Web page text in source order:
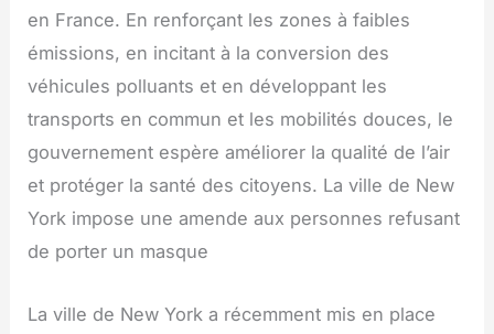
en France. En renforçant les zones à faibles
émissions, en incitant à la conversion des
véhicules polluants et en développant les
transports en commun et les mobilités douces, le
gouvernement espère améliorer la qualité de l’air
et protéger la santé des citoyens. La ville de New
York impose une amende aux personnes refusant
de porter un masque
La ville de New York a récemment mis en place